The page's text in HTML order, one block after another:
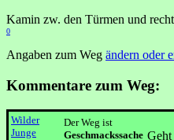
Kamin zw. den Türmen und
0
Angaben zum Weg ändern oder
Kommentare zum Weg:
Wilder
Junge
Der Weg ist
Geschmackssache Geht